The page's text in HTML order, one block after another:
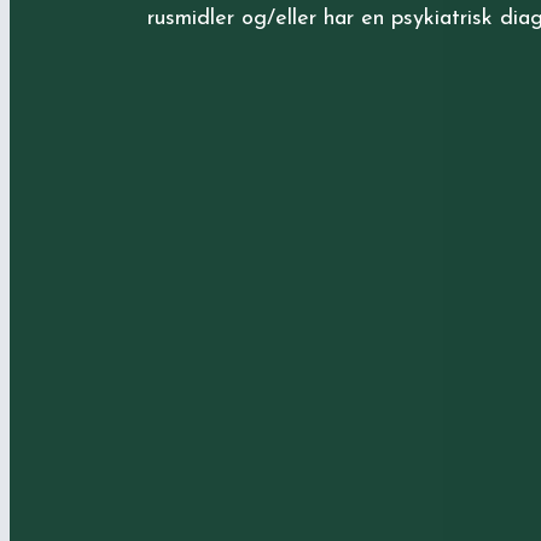
rusmidler og/eller har en psykiatrisk